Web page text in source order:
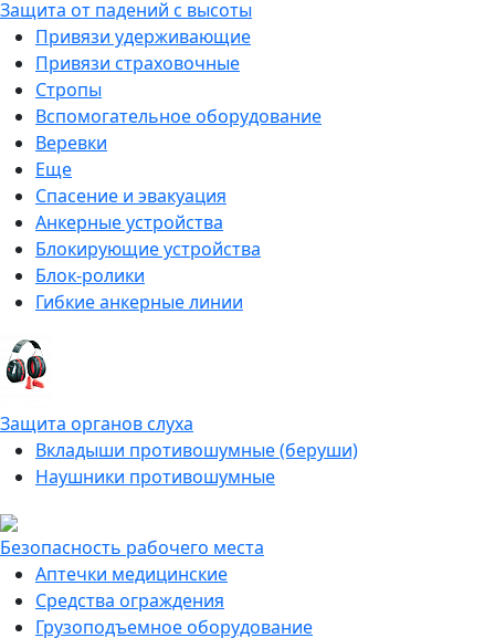
Защита от падений с высоты
Привязи удерживающие
Привязи страховочные
Стропы
Вспомогательное оборудование
Веревки
Еще
Спасение и эвакуация
Анкерные устройства
Блокирующие устройства
Блок-ролики
Гибкие анкерные линии
Защита органов слуха
Вкладыши противошумные (беруши)
Наушники противошумные
Безопасность рабочего места
Аптечки медицинские
Средства ограждения
Грузоподъемное оборудование